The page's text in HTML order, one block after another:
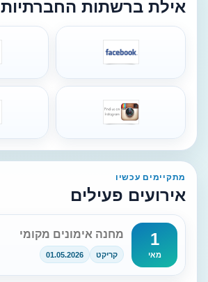
אילת ברשתות החברתיות
מתקיימים עכשיו
אירועים פעילים
1
מאי
מחנה אימונים מקומי
קריקט 01.05.2026